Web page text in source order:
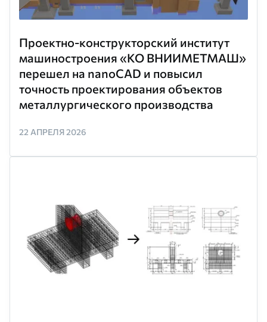
Проектно-конструкторский институт
машиностроения «KO ВНИИМЕТМАШ»
перешел на nanoCAD и повысил
точность проектирования объектов
металлургического производства
22 АПРЕЛЯ 2026